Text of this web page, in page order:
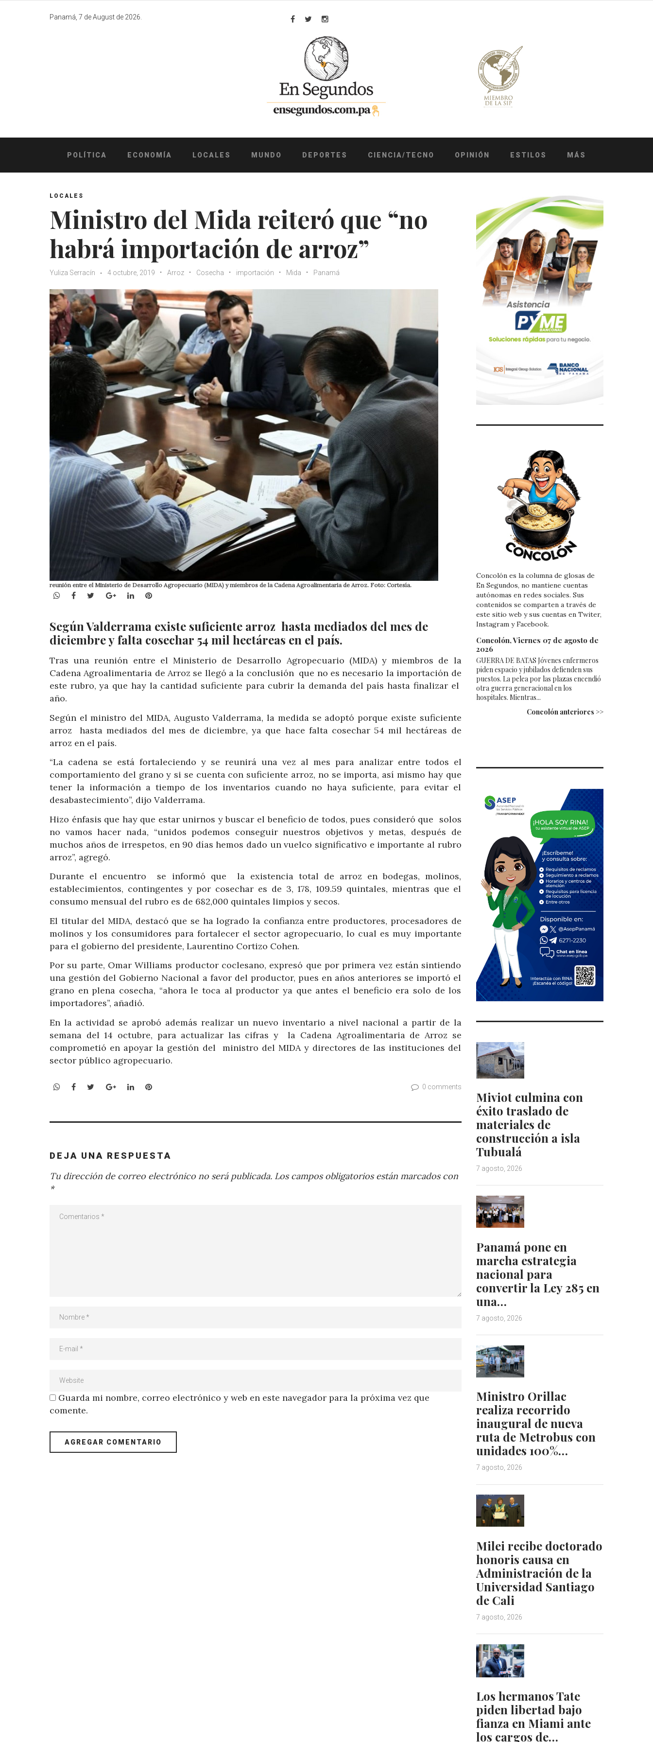
Panamá, 7 de August de 2026.
Facebook
TwitterInstagram
POLÍTICA ECONOMÍA LOCALES MUNDO DEPORTES CIENCIA/TECNO OPINIÓN ESTILOS MÁS
LOCALES
Ministro del Mida reiteró que “no
habrá importación de arroz”
Yuliza Serracín 4 octubre, 2019 Arroz Cosecha importación Mida Panamá
reunión entre el Ministerio de Desarrollo Agropecuario (MIDA) y miembros de la Cadena Agroalimentaria de Arroz. Foto: Cortesía.
WhatsApp
Facebook
TwitterGoogle+LinkedInPinterest
Según Valderrama existe suficiente arroz hasta mediados del mes de
diciembre y falta cosechar 54 mil hectáreas en el país.
Tras una reunión entre el Ministerio de Desarrollo Agropecuario (MIDA) y miembros de la
Cadena Agroalimentaria de Arroz se llegó a la conclusión que no es necesario la importación de
este rubro, ya que hay la cantidad suficiente para cubrir la demanda del país hasta finalizar el
año.
Según el ministro del MIDA, Augusto Valderrama, la medida se adoptó porque existe suficiente
arroz hasta mediados del mes de diciembre, ya que hace falta cosechar 54 mil hectáreas de
arroz en el país.
“La cadena se está fortaleciendo y se reunirá una vez al mes para analizar entre todos el
comportamiento del grano y si se cuenta con suficiente arroz, no se importa, así mismo hay que
tener la información a tiempo de los inventarios cuando no haya suficiente, para evitar el
desabastecimiento”, dijo Valderrama.
Hizo énfasis que hay que estar unirnos y buscar el beneficio de todos, pues consideró que solos
no vamos hacer nada, “unidos podemos conseguir nuestros objetivos y metas, después de
muchos años de irrespetos, en 90 días hemos dado un vuelco significativo e importante al rubro
arroz”, agregó.
Durante el encuentro se informó que la existencia total de arroz en bodegas, molinos,
establecimientos, contingentes y por cosechar es de 3, 178, 109.59 quintales, mientras que el
consumo mensual del rubro es de 682,000 quintales limpios y secos.
El titular del MIDA, destacó que se ha logrado la confianza entre productores, procesadores de
molinos y los consumidores para fortalecer el sector agropecuario, lo cual es muy importante
para el gobierno del presidente, Laurentino Cortizo Cohen.
Por su parte, Omar Williams productor coclesano, expresó que por primera vez están sintiendo
una gestión del Gobierno Nacional a favor del productor, pues en años anteriores se importó el
grano en plena cosecha, “ahora le toca al productor ya que antes el beneficio era solo de los
importadores”, añadió.
En la actividad se aprobó además realizar un nuevo inventario a nivel nacional a partir de la
semana del 14 octubre, para actualizar las cifras y la Cadena Agroalimentaria de Arroz se
comprometió en apoyar la gestión del ministro del MIDA y directores de las instituciones del
sector público agropecuario.
WhatsApp
Facebook
TwitterGoogle+LinkedInPinterest 0 comments
DEJA UNA RESPUESTA
Tu dirección de correo electrónico no será publicada. Los campos obligatorios están marcados con
*
Guarda mi nombre, correo electrónico y web en este navegador para la próxima vez que
comente.
Concolón es la columna de glosas de
En Segundos, no mantiene cuentas
autónomas en redes sociales. Sus
contenidos se comparten a través de
este sitio web y sus cuentas en Twiter,
Instagram y Facebook.
Concolón, Viernes 07 de agosto de
2026
GUERRA DE BATAS Jóvenes enfermeros
piden espacio y jubilados defienden sus
puestos. La pelea por las plazas encendió
otra guerra generacional en los
hospitales. Mientras...
Concolón anteriores >>
Miviot culmina con
éxito traslado de
materiales de
construcción a isla
Tubualá
7 agosto, 2026
Panamá pone en
marcha estrategia
nacional para
convertir la Ley 285 en
una…
7 agosto, 2026
Ministro Orillac
realiza recorrido
inaugural de nueva
ruta de Metrobus con
unidades 100%…
7 agosto, 2026
Milei recibe doctorado
honoris causa en
Administración de la
Universidad Santiago
de Cali
7 agosto, 2026
Los hermanos Tate
piden libertad bajo
fianza en Miami ante
los cargos de…